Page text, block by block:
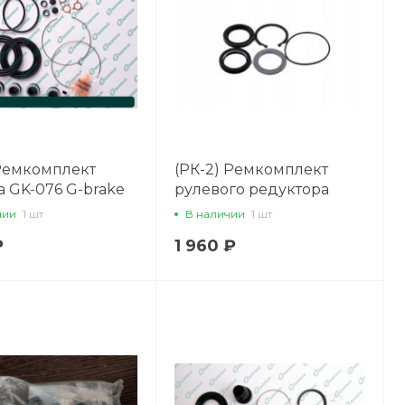
GK-076 G-brake
1 шт
(РК-2) Ремкомплект
рулевого редуктора
49202-01J25
В наличии 1 шт
1 960 ₽